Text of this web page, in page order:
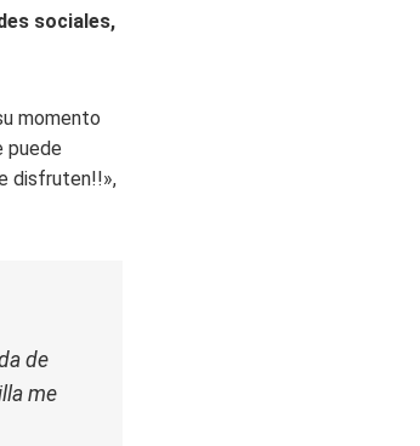
sociales,
momento
puede
disfruten!!»,
de
me